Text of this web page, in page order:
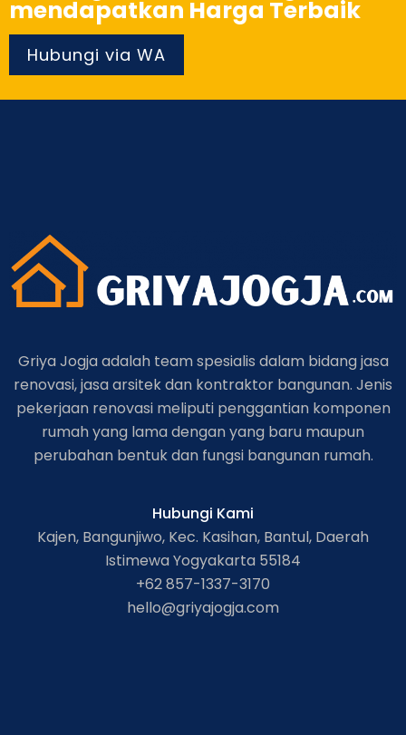
mendapatkan Harga Terbaik
Hubungi via WA
Griya Jogja adalah team spesialis dalam bidang jasa
renovasi, jasa arsitek dan kontraktor bangunan. Jenis
pekerjaan renovasi meliputi penggantian komponen
rumah yang lama dengan yang baru maupun
perubahan bentuk dan fungsi bangunan rumah.
Hubungi Kami
Kajen, Bangunjiwo, Kec. Kasihan, Bantul, Daerah
Istimewa Yogyakarta 55184
+62 857-1337-3170
hello@griyajogja.com